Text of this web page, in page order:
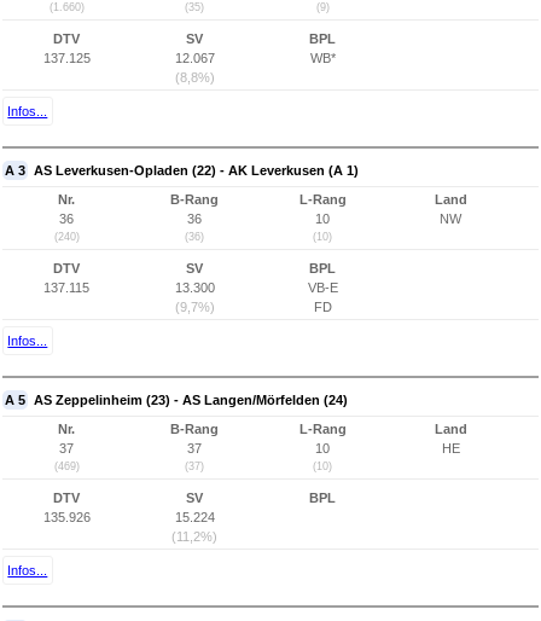
(1.660) (35) (9)
DTV
137.125
SV
12.067
(8,8%)
BPL
WB*
Infos...
A 3 AS Leverkusen-Opladen (22) - AK Leverkusen (A 1)
Nr.
36
(240)
B-Rang
36
(36)
L-Rang
10
(10)
Land
NW
DTV
137.115
SV
13.300
(9,7%)
BPL
VB-E
FD
Infos...
A 5 AS Zeppelinheim (23) - AS Langen/Mörfelden (24)
Nr.
37
(469)
B-Rang
37
(37)
L-Rang
10
(10)
Land
HE
DTV
135.926
SV
15.224
(11,2%)
BPL
Infos...